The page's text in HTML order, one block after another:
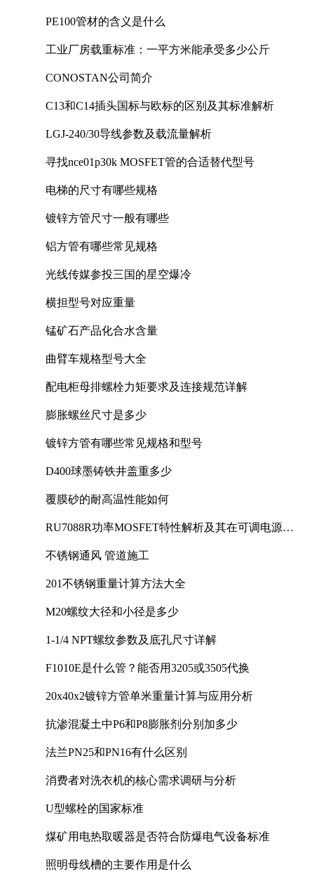
PE100管材的含义是什么
工业厂房载重标准：一平方米能承受多少公斤
CONOSTAN公司简介
C13和C14插头国标与欧标的区别及其标准解析
LGJ-240/30导线参数及载流量解析
寻找nce01p30k MOSFET管的合适替代型号
电梯的尺寸有哪些规格
镀锌方管尺寸一般有哪些
铝方管有哪些常见规格
光线传媒参投三国的星空爆冷
横担型号对应重量
锰矿石产品化合水含量
曲臂车规格型号大全
配电柜母排螺栓力矩要求及连接规范详解
膨胀螺丝尺寸是多少
镀锌方管有哪些常见规格和型号
D400球墨铸铁井盖重多少
覆膜砂的耐高温性能如何
RU7088R功率MOSFET特性解析及其在可调电源设
不锈钢通风 管道施工
201不锈钢重量计算方法大全
M20螺纹大径和小径是多少
1-1/4 NPT螺纹参数及底孔尺寸详解
F1010E是什么管？能否用3205或3505代换
20x40x2镀锌方管单米重量计算与应用分析
抗渗混凝土中P6和P8膨胀剂分别加多少
法兰PN25和PN16有什么区别
消费者对洗衣机的核心需求调研与分析
U型螺栓的国家标准
煤矿用电热取暖器是否符合防爆电气设备标准
照明母线槽的主要作用是什么